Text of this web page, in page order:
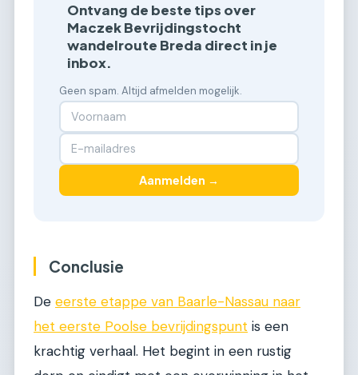
Ontvang de beste tips over
Maczek Bevrijdingstocht
wandelroute Breda direct in je
inbox.
Geen spam. Altijd afmelden mogelijk.
Aanmelden →
Conclusie
De eerste etappe van Baarle-Nassau naar
het eerste Poolse bevrijdingspunt is een
krachtig verhaal. Het begint in een rustig